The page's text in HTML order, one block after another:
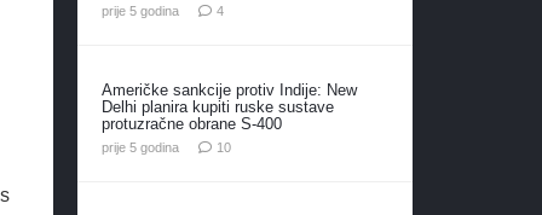
prije 5 godina 4komentara
Američke sankcije protiv Indije: New
Delhi planira kupiti ruske sustave
protuzračne obrane S-400
prije 5 godina 10komentara